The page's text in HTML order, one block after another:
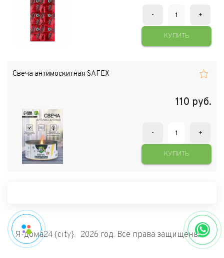
- +
КУПИТЬ
Свеча антимоскитная SAFEX
110 руб.
- +
КУПИТЬ
Я-дома24 {city}. 2026 год. Все права защищены.